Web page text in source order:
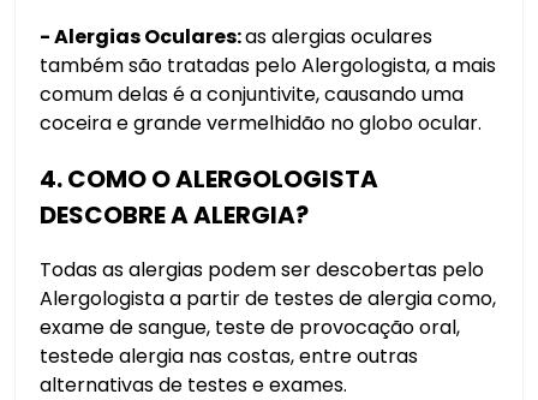
- Alergias Oculares:as alergias oculares
também são tratadas pelo Alergologista, a mais
comum delas é a conjuntivite, causando uma
coceira e grande vermelhidão no globo ocular.
4. COMO O ALERGOLOGISTA
DESCOBRE A ALERGIA?
Todas as alergias podem ser descobertas pelo
Alergologista a partir de testes de alergia como,
exame de sangue, teste de provocação oral,
testede alergia nas costas, entre outras
alternativas de testes e exames.